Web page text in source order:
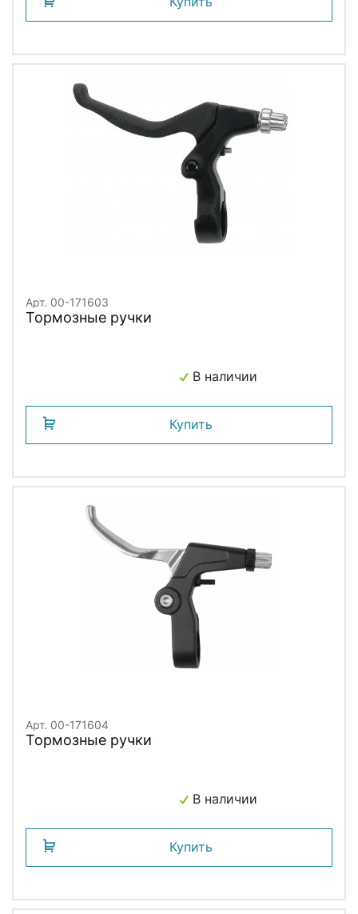
Арт. 00-171603
Тормозные ручки
В наличии
Купить
Арт. 00-171604
Тормозные ручки
В наличии
Купить